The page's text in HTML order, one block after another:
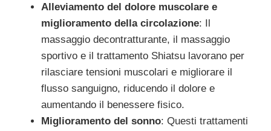
Alleviamento del dolore muscolare e
miglioramento della circolazione: Il
massaggio decontratturante, il massaggio
sportivo e il trattamento Shiatsu lavorano per
rilasciare tensioni muscolari e migliorare il
flusso sanguigno, riducendo il dolore e
aumentando il benessere fisico.
Miglioramento del sonno: Questi trattamenti